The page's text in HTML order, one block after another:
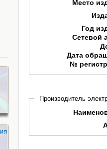
Место
Год
Сетевой
Дата
№
Производитель